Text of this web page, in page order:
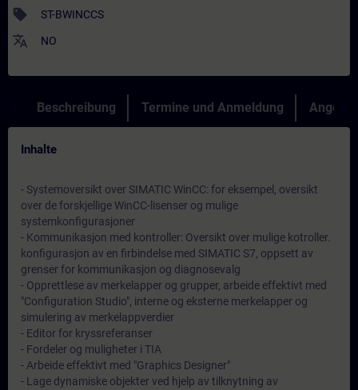
sell ST-BWINCCS
translate NO
Beschreibung Termine und Anmeldung Angebot
Inhalte
- Systemoversikt over SIMATIC WinCC: for eksempel, oversikt
over de forskjellige WinCC-lisenser og mulige
systemkonfigurasjoner
- Kommunikasjon med kontroller: Oversikt over mulige kotroller.
konfigurasjon av en firbindelse med SIMATIC S7, oppsett av
grenser for kommunikasjon og diagnosevalg
- Opprettlese av merkelapper og grupper, arbeide effektivt med
"Configuration Studio", interne og eksterne merkelapper og
simulering av merkelappverdier
- Editor for kryssreferanser
- Fordeler og muligheter i TIA
- Arbeide effektivt med "Graphics Designer"
- Lage dynamiske objekter ved hjelp av tilknytning av